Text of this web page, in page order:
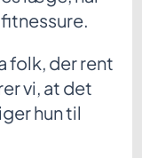
folk, der rent
vi, at det
hun til